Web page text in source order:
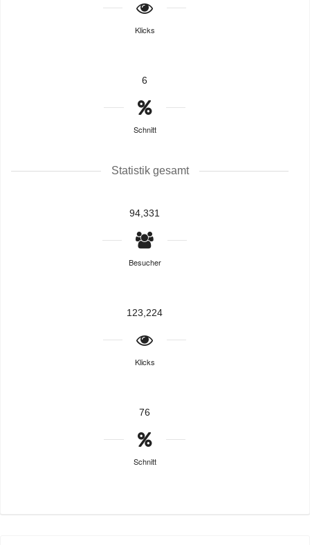
Klicks
6
Schnitt
Statistik gesamt
94,331
Besucher
123,224
Klicks
76
Schnitt